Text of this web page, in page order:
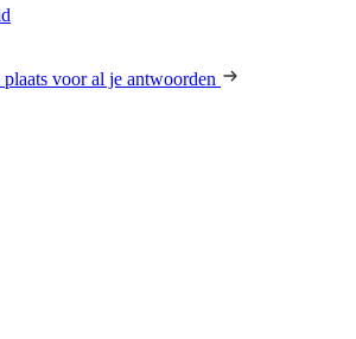
plaats voor al je antwoorden